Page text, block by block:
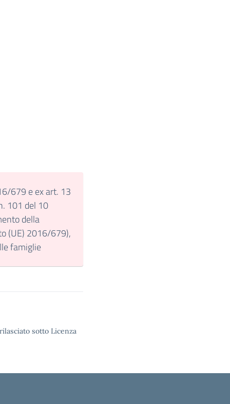
679 e ex art. 13
101 del 10
della
(UE) 2016/679),
famiglie
sotto Licenza